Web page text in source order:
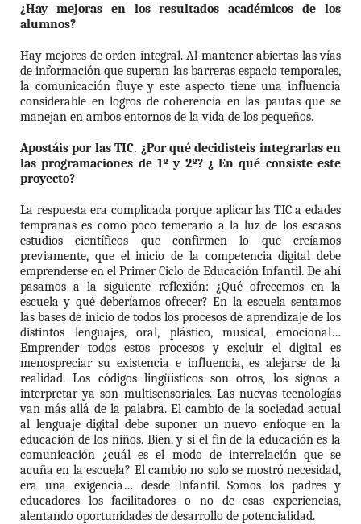
¿Hay mejoras en los resultados académicos de los
alumnos?
Hay mejores de orden integral. Al mantener abiertas las vías
de información que superan las barreras espacio temporales,
la comunicación fluye y este aspecto tiene una influencia
considerable en logros de coherencia en las pautas que se
manejan en ambos entornos de la vida de los pequeños.
Apostáis por las TIC. ¿Por qué decidisteis integrarlas en
las programaciones de 1º y 2º? ¿ En qué consiste este
proyecto?
La respuesta era complicada porque aplicar las TIC a edades
tempranas es como poco temerario a la luz de los escasos
estudios científicos que confirmen lo que creíamos
previamente, que el inicio de la competencia digital debe
emprenderse en el Primer Ciclo de Educación Infantil. De ahí
pasamos a la siguiente reflexión: ¿Qué ofrecemos en la
escuela y qué deberíamos ofrecer? En la escuela sentamos
las bases de inicio de todos los procesos de aprendizaje de los
distintos lenguajes, oral, plástico, musical, emocional…
Emprender todos estos procesos y excluir el digital es
menospreciar su existencia e influencia, es alejarse de la
realidad. Los códigos lingüísticos son otros, los signos a
interpretar ya son multisensoriales. Las nuevas tecnologías
van más allá de la palabra. El cambio de la sociedad actual
al lenguaje digital debe suponer un nuevo enfoque en la
educación de los niños. Bien, y si el fin de la educación es la
comunicación ¿cuál es el modo de interrelación que se
acuña en la escuela? El cambio no solo se mostró necesidad,
era una exigencia… desde Infantil. Somos los padres y
educadores los facilitadores o no de esas experiencias,
alentando oportunidades de desarrollo de potencialidad.